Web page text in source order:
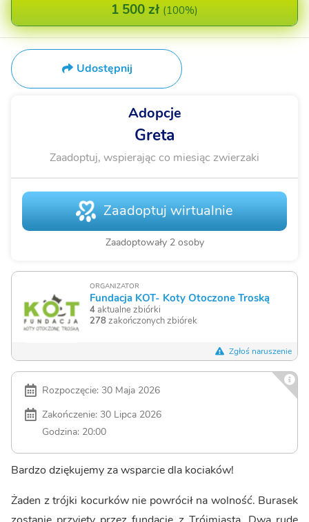
1 500 zł (100%)
Udostępnij
Adopcje
Greta
Zaadoptuj, wspierając co miesiąc zwierzaki
Zaadoptuj wirtualnie
Zaadoptowały 2 osoby
ORGANIZATOR
Fundacja KOT- Koty Otoczone Troską
4aktualne zbiórki
278zakończonych zbiórek
Zgłoś naruszenie
Rozpoczęcie: 30 Maja 2026
Zakończenie: 30 Lipca 2026
Godzina: 20:00
Bardzo dziękujemy za wsparcie dla kociaków!
Żaden z trójki kocurków nie powrócił na wolność. Burasek